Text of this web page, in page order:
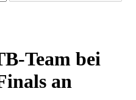
Team bei
an